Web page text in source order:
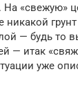
На «свежую»
— будь то
— итак
уже